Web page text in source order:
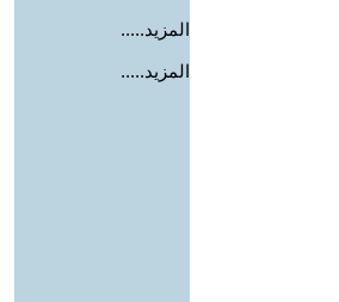
المزيد.....
المزيد.....